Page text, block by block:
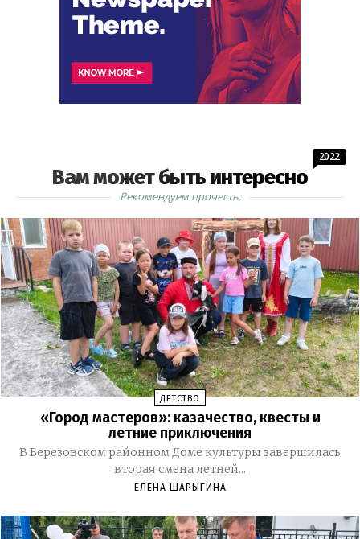
Вам может быть интересно
2022
Рекомендуем прочесть:
ДЕТСТВО
«Город мастеров»: казачество, квесты и
летние приключения
В Березовском районном Доме культуры завершилась
вторая смена летней...
ЕЛЕНА ШАРЫГИНА